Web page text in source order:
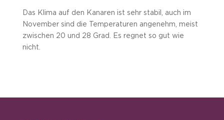
Das Klima auf den Kanaren ist sehr stabil, auch im
November sind die Temperaturen angenehm, meist
zwischen 20 und 28 Grad. Es regnet so gut wie
nicht.